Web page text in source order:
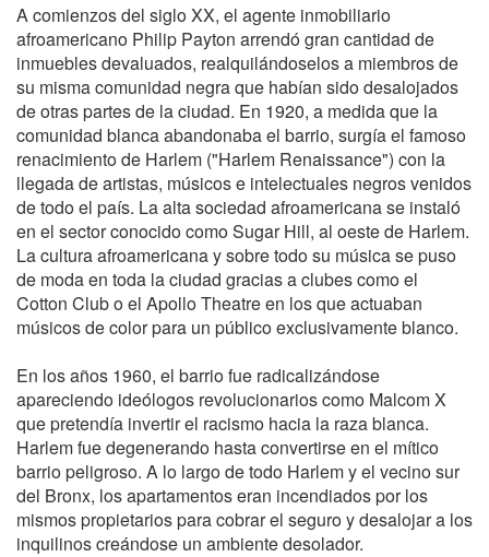
A comienzos del siglo XX, el agente inmobiliario
afroamericano Philip Payton arrendó gran cantidad de
inmuebles devaluados, realquilándoselos a miembros de
su misma comunidad negra que habían sido desalojados
de otras partes de la ciudad. En 1920, a medida que la
comunidad blanca abandonaba el barrio, surgía el famoso
renacimiento de Harlem ("Harlem Renaissance") con la
llegada de artistas, músicos e intelectuales negros venidos
de todo el país. La alta sociedad afroamericana se instaló
en el sector conocido como Sugar Hill, al oeste de Harlem.
La cultura afroamericana y sobre todo su música se puso
de moda en toda la ciudad gracias a clubes como el
Cotton Club o el Apollo Theatre en los que actuaban
músicos de color para un público exclusivamente blanco.
En los años 1960, el barrio fue radicalizándose
apareciendo ideólogos revolucionarios como Malcom X
que pretendía invertir el racismo hacia la raza blanca.
Harlem fue degenerando hasta convertirse en el mítico
barrio peligroso. A lo largo de todo Harlem y el vecino sur
del Bronx, los apartamentos eran incendiados por los
mismos propietarios para cobrar el seguro y desalojar a los
inquilinos creándose un ambiente desolador.